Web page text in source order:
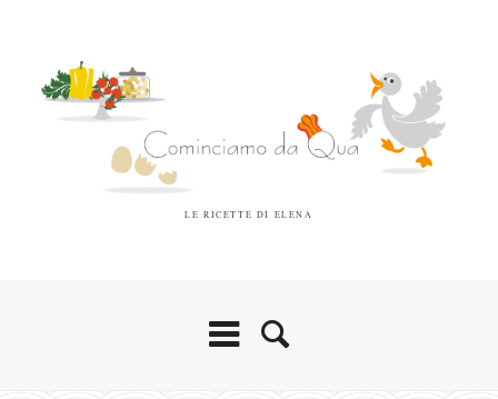
LE RICETTE DI ELENA